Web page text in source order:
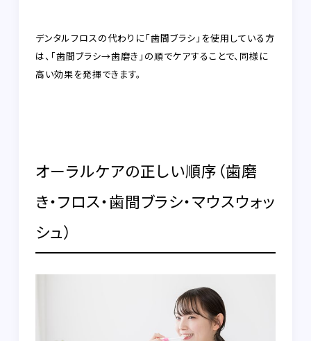
デンタルフロスの代わりに「歯間ブラシ」を使用している方
は、 「歯間ブラシ→歯磨き」 の順でケアすることで、同様に
高い効果を発揮できます。
オーラルケアの正しい順序（歯磨
き・フロス・歯間ブラシ・マウスウォッ
シュ）